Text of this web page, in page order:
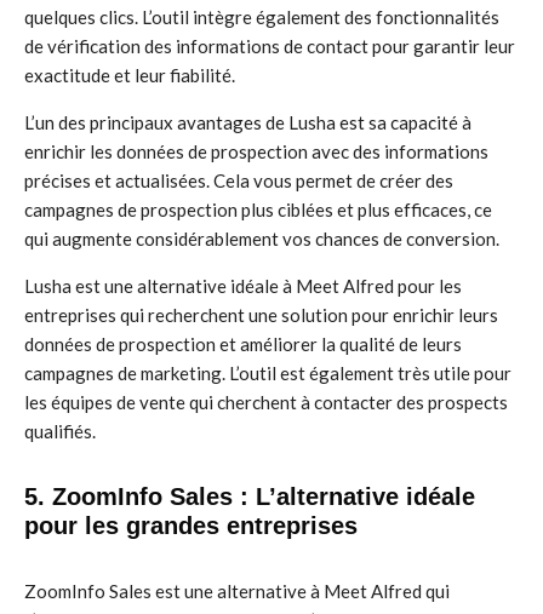
quelques clics. L’outil intègre également des fonctionnalités
de vérification des informations de contact pour garantir leur
exactitude et leur fiabilité.
L’un des principaux avantages de Lusha est sa capacité à
enrichir les données de prospection avec des informations
précises et actualisées. Cela vous permet de créer des
campagnes de prospection plus ciblées et plus efficaces, ce
qui augmente considérablement vos chances de conversion.
Lusha est une alternative idéale à Meet Alfred pour les
entreprises qui recherchent une solution pour enrichir leurs
données de prospection et améliorer la qualité de leurs
campagnes de marketing. L’outil est également très utile pour
les équipes de vente qui cherchent à contacter des prospects
qualifiés.
5. ZoomInfo Sales : L’alternative idéale
pour les grandes entreprises
ZoomInfo Sales est une alternative à Meet Alfred qui